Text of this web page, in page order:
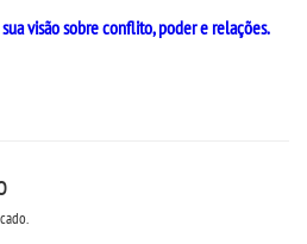
visão sobre conflito, poder e relações.